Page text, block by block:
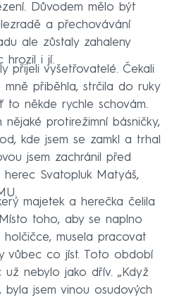
Důvodem mělo být
a přechovávání
ale zůstaly zahaleny
hrozil i jí.
přijeli vyšetřovatelé. Čekali
přiběhla, strčila do ruky
to někde rychle schovám.
protirežimní básničky,
kde jsem se zamkl a trhal
jsem zachránil před
herec Svatopluk Matyáš,
majetek a herečka čelila
toho, aby se naplno
musela pracovat
vůbec co jíst. Toto období
už nebylo jako dřív. „Když
byla jsem vinou osudových